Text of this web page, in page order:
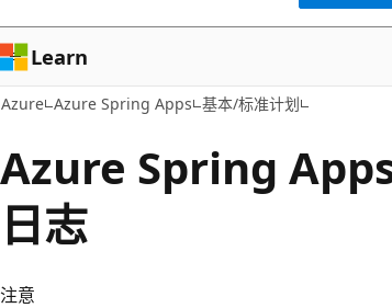
容
Learn
Azure Azure Spring Apps 基本/标准计划
Azure Spring
日志
注意